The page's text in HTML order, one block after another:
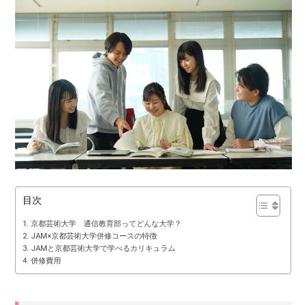
目次
京都芸術大学 通信教育部ってどんな大学？
JAM×京都芸術大学併修コースの特徴
JAMと京都芸術大学で学べるカリキュラム
併修費用